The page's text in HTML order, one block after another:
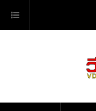
content